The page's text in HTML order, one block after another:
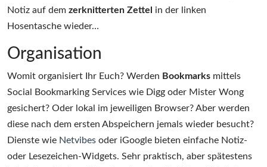
Notiz auf dem zerknitterten Zettel
in der linken
Hosentasche wieder…
Organisation
Womit organisiert Ihr Euch? Werden Bookmarks mittels
Social Bookmarking Services wie Digg oder Mister Wong
gesichert? Oder lokal im jeweiligen Browser? Aber werden
diese nach dem ersten Abspeichern jemals wieder besucht?
Dienste wie Netvibes oder iGoogle bieten einfache Notiz-
oder Lesezeichen-Widgets. Sehr praktisch, aber spätestens